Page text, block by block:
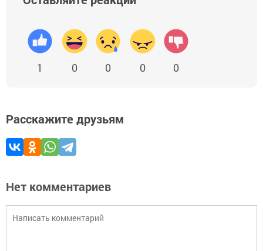
1 0 0 0 0
Расскажите друзьям
Нет комментариев